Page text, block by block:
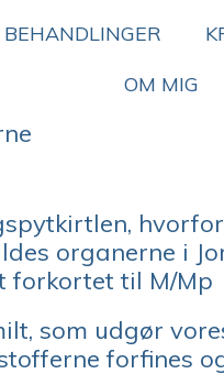
BEHANDLINGER
OM MIG
organerne i
forkortet til M/Mp
som udgør
forfines